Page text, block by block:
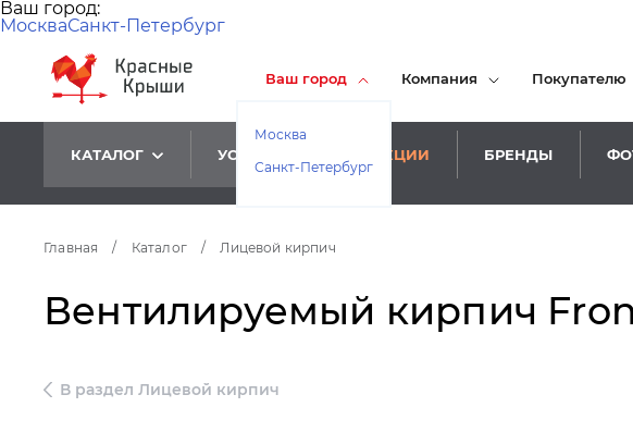
Ваш город:
МоскваСанкт-Петербург
Ваш город
Москва
Санкт-Петербург
Компания Покупателю
КАТАЛОГ УСЛУГИ АКЦИИ БРЕНДЫ
Главная / Каталог / Лицевой кирпич
Вентилируемый кирпич
В раздел Лицевой кирпич